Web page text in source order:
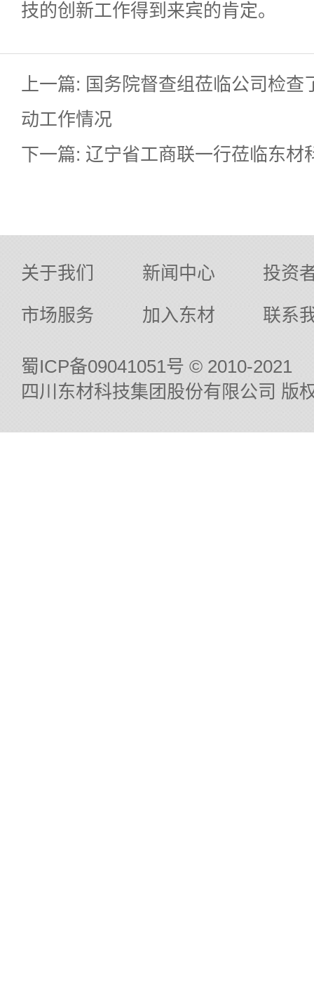
技的创新工作得到来宾的肯定。
上一篇: 国务院督查组莅临公司检查
动工作情况
下一篇: 辽宁省工商联一行莅临东材
关于我们 新闻中心
投资
市场服务
加入东材 联系
蜀ICP备09041051号 © 2010-2021
四川东材科技集团股份有限公司 版